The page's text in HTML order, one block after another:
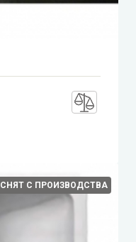
СНЯТ С ПРОИЗВОДСТВА